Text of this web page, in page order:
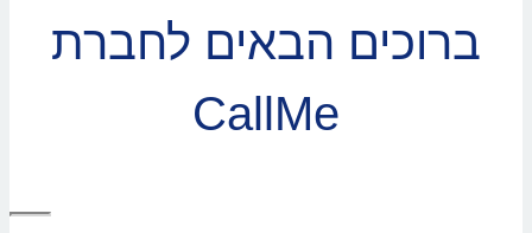
ברוכים הבאים לחברת
CallMe